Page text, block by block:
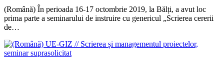
(Română) În perioada 16-17 octombrie 2019, la Bălți, a avut loc
prima parte a seminarului de instruire cu genericul „Scrierea cererii
de…